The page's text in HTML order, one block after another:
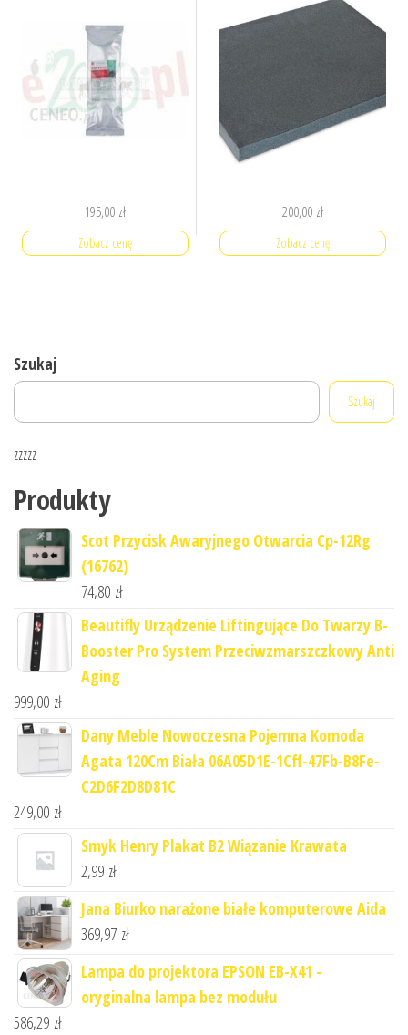
195,00 zł
Zobacz cenę
200,00 zł
Zobacz cenę
Szukaj
Szukaj
zzzzz
Produkty
Scot Przycisk Awaryjnego Otwarcia Cp-12Rg
(16762)
74,80 zł
Beautifly Urządzenie Liftingujące Do Twarzy B-
Booster Pro System Przeciwzmarszczkowy Anti
Aging
999,00 zł
Dany Meble Nowoczesna Pojemna Komoda
Agata 120Cm Biała 06A05D1E-1Cff-47Fb-B8Fe-
C2D6F2D8D81C
249,00 zł
Smyk Henry Plakat B2 Wiązanie Krawata
2,99 zł
Jana Biurko narażone białe komputerowe Aida
369,97 zł
Lampa do projektora EPSON EB-X41 -
oryginalna lampa bez modułu
586,29 zł